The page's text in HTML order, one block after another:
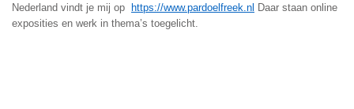
Nederland vindt je mij op https://www.pardoelfreek.nl Daar staan online
exposities en werk in thema’s toegelicht.